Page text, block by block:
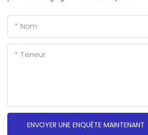
Nom
Teneur
ENVOYER UNE ENQUÊTE MAINTENANT